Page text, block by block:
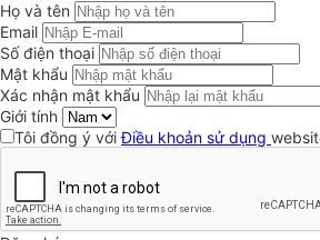
Họ và tên
Email
Số điện thoại
Mật khẩu
Xác nhận mật khẩu
Giới tính
Tôi đồng ý vớiĐiều khoản sử dụng